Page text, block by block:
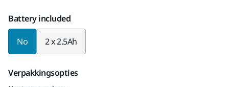
Battery included
No 2 x 2.5Ah
Verpakkingsopties